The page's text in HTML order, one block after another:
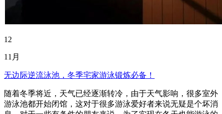
12
11月
无边际逆流泳池，冬季宅家游泳锻炼必备！
随着冬季将近，天气已经逐渐转冷，由于天气影响，很多室外
游泳池都开始闭馆，这对于很多游泳爱好者来说无疑是个坏消